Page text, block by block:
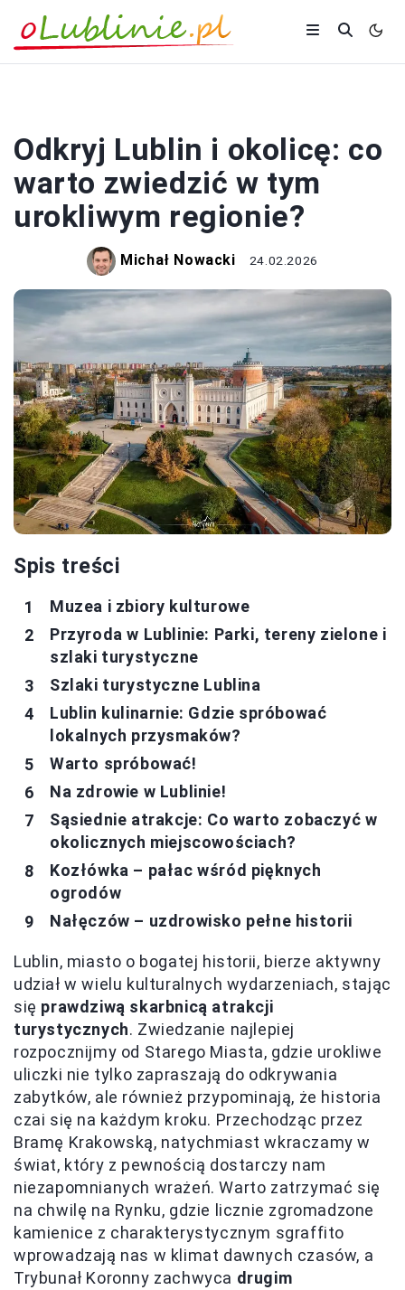
Odkryj Lublin i okolicę: co
warto zwiedzić w tym
urokliwym regionie?
Michał Nowacki 24.02.2026
Spis treści
Muzea i zbiory kulturowe
Przyroda w Lublinie: Parki, tereny zielone i
szlaki turystyczne
Szlaki turystyczne Lublina
Lublin kulinarnie: Gdzie spróbować
lokalnych przysmaków?
Warto spróbować!
Na zdrowie w Lublinie!
Sąsiednie atrakcje: Co warto zobaczyć w
okolicznych miejscowościach?
Kozłówka – pałac wśród pięknych
ogrodów
Nałęczów – uzdrowisko pełne historii
Lublin, miasto o bogatej historii, bierze aktywny
udział w wielu kulturalnych wydarzeniach, stając
się prawdziwą skarbnicą atrakcji
turystycznych. Zwiedzanie najlepiej
rozpocznijmy od Starego Miasta, gdzie urokliwe
uliczki nie tylko zapraszają do odkrywania
zabytków, ale również przypominają, że historia
czai się na każdym kroku. Przechodząc przez
Bramę Krakowską, natychmiast wkraczamy w
świat, który z pewnością dostarczy nam
niezapomnianych wrażeń. Warto zatrzymać się
na chwilę na Rynku, gdzie licznie zgromadzone
kamienice z charakterystycznym sgraffito
wprowadzają nas w klimat dawnych czasów, a
Trybunał Koronny zachwyca drugim